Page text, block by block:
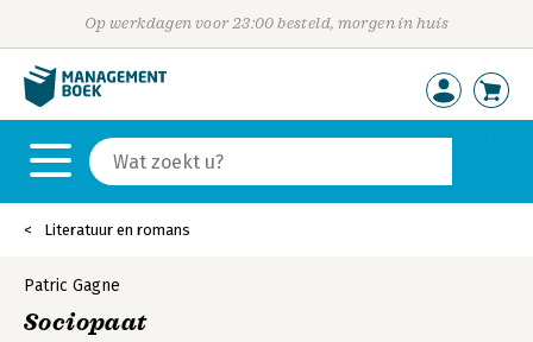
Op werkdagen voor 23:00 besteld, morgen in huis
Literatuur en romans
Patric Gagne
Sociopaat